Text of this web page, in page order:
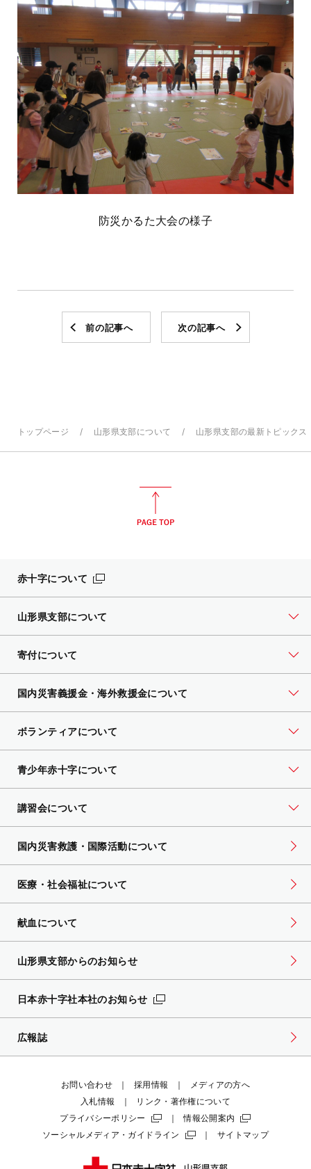
防災かるた大会の様子
前の記事へ 次の記事へ
トップページ 山形県支部について 山形県支部の最新トピックス
赤十字について
山形県支部について
寄付について
国内災害義援金・海外救援金について
ボランティアについて
青少年赤十字について
講習会について
国内災害救護・国際活動について
医療・社会福祉について
献血について
山形県支部からのお知らせ
日本赤十字社本社のお知らせ
広報誌
お問い合わせ 採用情報
メディアの方へ
入札情報
リンク・著作権について
プライバシーポリシー
情報公開案内
ソーシャルメディア・ガイドライン
サイトマップ